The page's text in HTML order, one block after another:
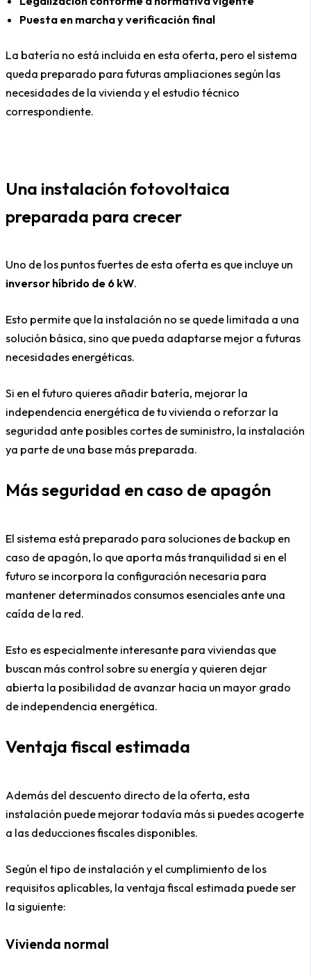
Puesta en marcha y verificación final
La batería no está incluida en esta oferta, pero el sistema
queda preparado para futuras ampliaciones según las
necesidades de la vivienda y el estudio técnico
correspondiente.
Una instalación fotovoltaica
preparada para crecer
Uno de los puntos fuertes de esta oferta es que incluye un
inversor híbrido de 6 kW.
Esto permite que la instalación no se quede limitada a una
solución básica, sino que pueda adaptarse mejor a futuras
necesidades energéticas.
Si en el futuro quieres añadir batería, mejorar la
independencia energética de tu vivienda o reforzar la
seguridad ante posibles cortes de suministro, la instalación
ya parte de una base más preparada.
Más seguridad en caso de apagón
El sistema está preparado para soluciones de backup en
caso de apagón, lo que aporta más tranquilidad si en el
futuro se incorpora la configuración necesaria para
mantener determinados consumos esenciales ante una
caída de la red.
Esto es especialmente interesante para viviendas que
buscan más control sobre su energía y quieren dejar
abierta la posibilidad de avanzar hacia un mayor grado
de independencia energética.
Ventaja fiscal estimada
Además del descuento directo de la oferta, esta
instalación puede mejorar todavía más si puedes acogerte
a las deducciones fiscales disponibles.
Según el tipo de instalación y el cumplimiento de los
requisitos aplicables, la ventaja fiscal estimada puede ser
la siguiente:
Vivienda normal